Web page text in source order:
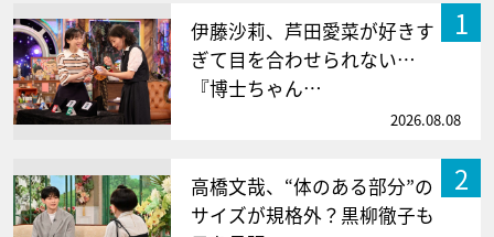
1
伊藤沙莉、芦田愛菜が好きす
ぎて目を合わせられない…
『博士ちゃん…
2026.08.08
2
高橋文哉、“体のある部分”の
サイズが規格外？黒柳徹子も